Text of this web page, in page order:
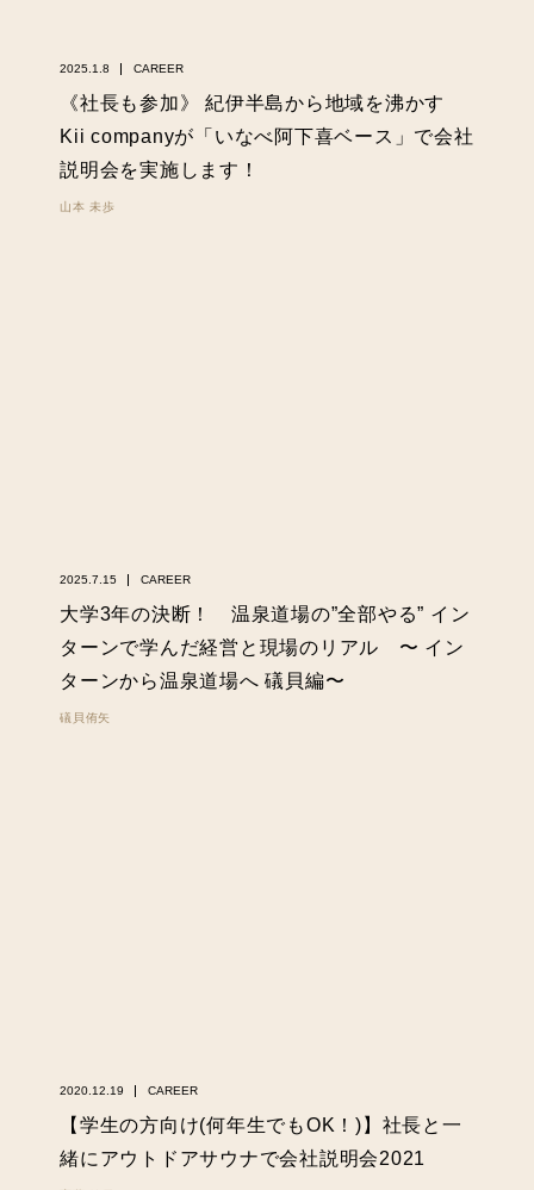
2025.1.8 CAREER
《社長も参加》 紀伊半島から地域を沸かす
Kii companyが「いなべ阿下喜ベース」で会社
説明会を実施します！
山本 未歩
2025.7.15 CAREER
大学3年の決断！ 温泉道場の”全部やる” イン
ターンで学んだ経営と現場のリアル 〜 イン
ターンから温泉道場へ 礒貝編〜
礒貝侑矢
2020.12.19 CAREER
【学生の方向け(何年生でもOK！)】社長と一
緒にアウトドアサウナで会社説明会2021